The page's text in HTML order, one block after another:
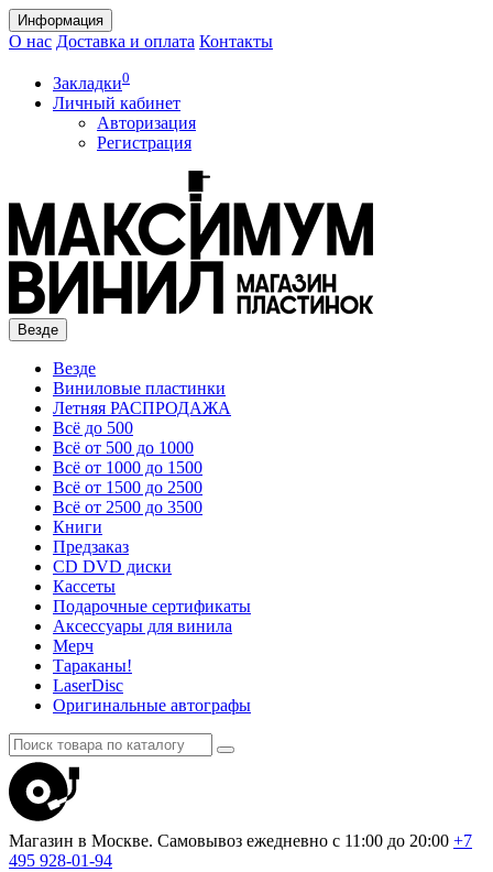
Информация
О нас Доставка и оплата Контакты
Закладки0
Личный кабинет
Авторизация
Регистрация
Везде
Везде
Виниловые пластинки
Летняя РАСПРОДАЖА
Всё до 500
Всё от 500 до 1000
Всё от 1000 до 1500
Всё от 1500 до 2500
Всё от 2500 до 3500
Книги
Предзаказ
CD DVD диски
Кассеты
Подарочные сертификаты
Аксессуары для винила
Мерч
Тараканы!
LaserDisc
Оригинальные автографы
Магазин в Москве. Самовывоз ежедневно с 11:00 до 20:00 +7
495 928-01-94